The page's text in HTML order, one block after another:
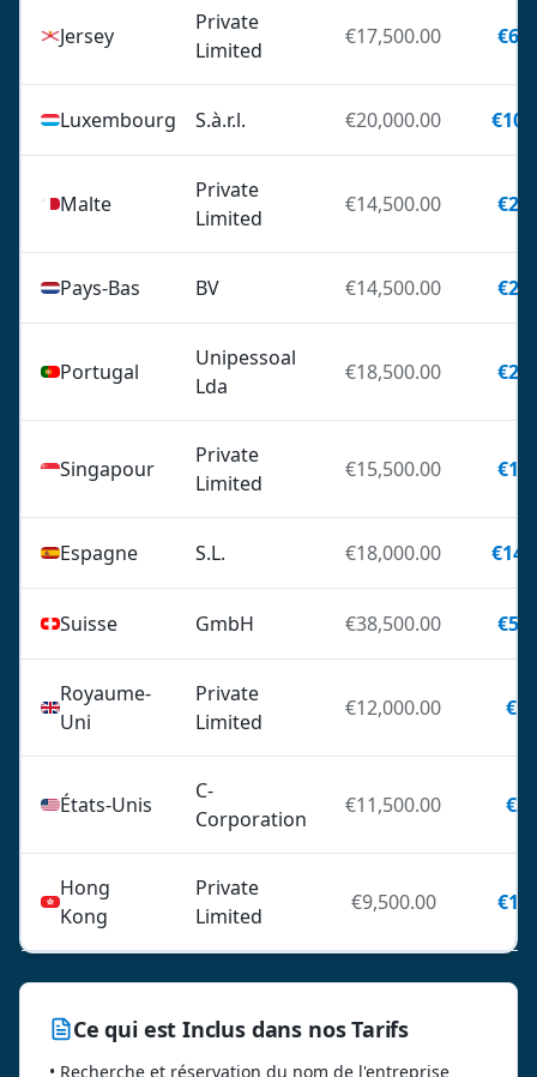
Jersey
Private
Limited
€17,500.00
Luxembourg S.à.r.l. €20,000.00
Malte
Private
Limited
€14,500.00
Pays-Bas BV €14,500.00
Portugal
Unipessoal
Lda
€18,500.00
Singapour
Private
Limited
€15,500.00
Espagne S.L. €18,000.00
Suisse GmbH €38,500.00
Royaume-
Uni
Private
Limited
€12,000.00
États-Unis
C-
Corporation
€11,500.00
Hong
Kong
Private
Limited
€9,500.00
Ce qui est Inclus dans nos Tarifs
• Recherche et réservation du nom de l'entreprise